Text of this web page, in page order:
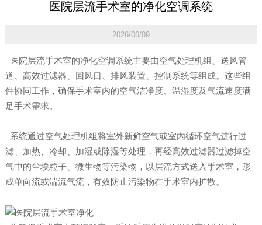
医院层流手术室的净化空调系统
2026/06/09
医院层流手术室的净化空调系统主要由空气处理机组、送风管
道、高效过滤器、回风口、排风装置、控制系统等组成。这些组
件协同工作，确保手术室内的空气洁净度、温湿度及气流速度满
足手术需求。
系统通过空气处理机组将室外新鲜空气或室内循环空气进行过
滤、加热、冷却、加湿或除湿等处理，再经高效过滤器过滤掉空
气中的尘埃粒子、微生物等污染物，以层流方式送入手术室，形
成单向流或湍流气流，有效防止污染物在手术室内扩散。